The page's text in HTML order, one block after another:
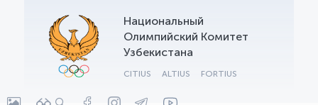
Национальный
Олимпийский Комитет
Узбекистана
CITIUS ALTIUS FORTIUS
OLYMPCHIK AI - yordamchi
Онлайн · olympic.uz